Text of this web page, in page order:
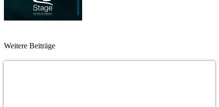
Weitere Beiträge